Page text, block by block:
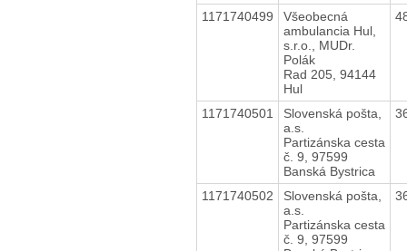
1171740499
Všeobecná
ambulancia Hul,
s.r.o., MUDr.
Polák
Rad 205, 94144
Hul
1171740501
Slovenská pošta,
a.s.
Partizánska cesta
č. 9, 97599
Banská Bystrica
1171740502
Slovenská pošta,
a.s.
Partizánska cesta
č. 9, 97599